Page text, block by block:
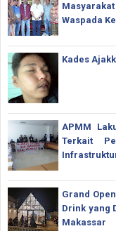
Waspada
Kades
APMM
Terkait
Grand
Drink yang
Makassar